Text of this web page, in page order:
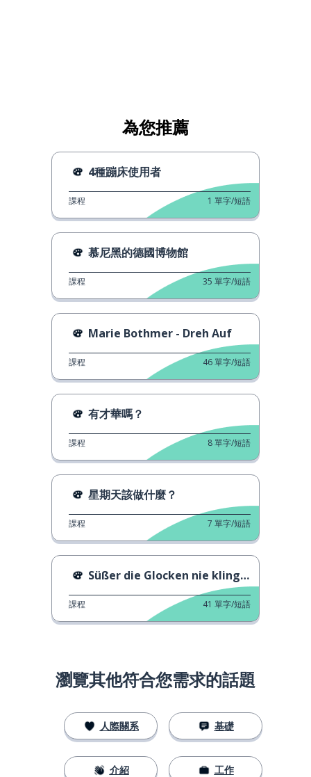
為您推薦
4種蹦床使用者
課程 1 單字/短語
慕尼黑的德國博物館
課程 35 單字/短語
Marie Bothmer - Dreh Auf
課程 46單字/短語
有才華嗎？
課程 8單字/短語
星期天該做什麼？
課程 7 單字/短語
Süßer die Glocken nie klingen
課程 41 單字/短語
瀏覽其他符合您需求的話題
人際關系
介紹
基礎
工作